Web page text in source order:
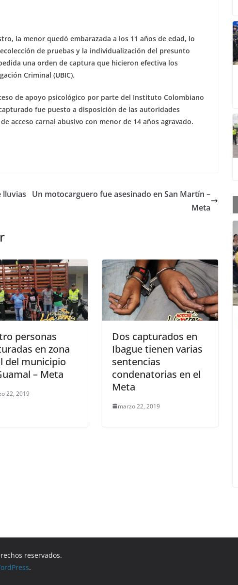
la menor quedó embarazada a los 11 años de edad, lo
de pruebas y la individualización del presunto
una orden de captura que hicieron efectiva los
Criminal (UBIC).
de apoyo psicológico por parte del Instituto Colombiano
fue puesto a disposición de las autoridades
acceso carnal abusivo con menor de 14 años agravado.
lluvias
Un motocarguero fue asesinado en San Martín –
Meta
personas
en zona
del municipio
– Meta
22, 2019
Dos capturados en
Ibague tienen varias
sentencias
condenatorias en el
Meta
marzo 22, 2019
reservados.
.